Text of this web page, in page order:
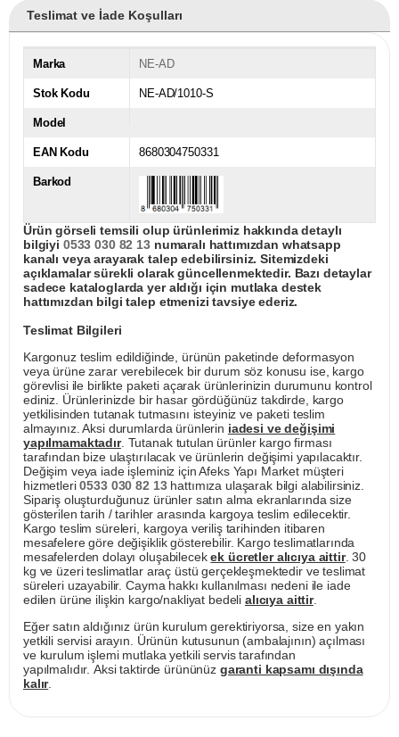
Teslimat ve İade Koşulları
Marka NE-AD
Stok Kodu NE-AD/1010-S
Model
EAN Kodu 8680304750331
Barkod
Ürün görseli temsili olup ürünlerimiz hakkında detaylı
bilgiyi 0533 030 82 13numaralı hattımızdan whatsapp
kanalı veya arayarak talep edebilirsiniz. Sitemizdeki
açıklamalar sürekli olarak güncellenmektedir. Bazı detaylar
sadece kataloglarda yer aldığı için mutlaka destek
hattımızdan bilgi talep etmenizi tavsiye ederiz.
Teslimat Bilgileri
Kargonuz teslim edildiğinde, ürünün paketinde deformasyon
veya ürüne zarar verebilecek bir durum söz konusu ise, kargo
görevlisi ile birlikte paketi açarak ürünlerinizin durumunu kontrol
ediniz. Ürünlerinizde bir hasar gördüğünüz takdirde, kargo
yetkilisinden tutanak tutmasını isteyiniz ve paketi teslim
almayınız. Aksi durumlarda ürünlerin iadesi ve değişimi
yapılmamaktadır. Tutanak tutulan ürünler kargo firması
tarafından bize ulaştırılacak ve ürünlerin değişimi yapılacaktır.
Değişim veya iade işleminiz için Afeks Yapı Market müşteri
hizmetleri0533 030 82 13hattımıza ulaşarak bilgi alabilirsiniz.
Sipariş oluşturduğunuz ürünler satın alma ekranlarında size
gösterilen tarih / tarihler arasında kargoya teslim edilecektir.
Kargo teslim süreleri, kargoya veriliş tarihinden itibaren
mesafelere göre değişiklik gösterebilir. Kargo teslimatlarında
mesafelerden dolayı oluşabilecekek ücretler alıcıya aittir. 30
kg ve üzeri teslimatlar araç üstü gerçekleşmektedir ve teslimat
süreleri uzayabilir. Cayma hakkı kullanılması nedeni ile iade
edilen ürüne ilişkin kargo/nakliyat bedeli alıcıya aittir.
Eğer satın aldığınız ürün kurulum gerektiriyorsa, size en yakın
yetkili servisi arayın. Ürünün kutusunun (ambalajının) açılması
ve kurulum işlemi mutlaka yetkili servis tarafından
yapılmalıdır. Aksi taktirde ürününüz garanti kapsamı dışında
kalır.